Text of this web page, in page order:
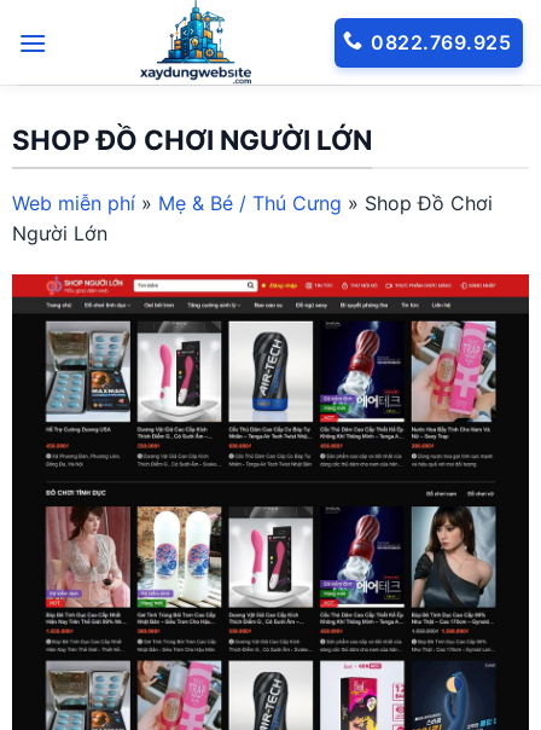
qua
0822.769.925
SHOP ĐỒ CHƠI NGƯỜI LỚN
Web miễn phí » Mẹ & Bé / Thú Cưng » Shop Đồ Chơi
Người Lớn